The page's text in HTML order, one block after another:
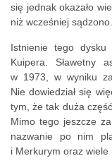
się jednak okazało
niż wcześniej
Istnienie tego
Kuipera. Sławetny
w 1973, w wyniku
Nie dowiedział się
tym, że tak duża
Mimo tego jeszcze
nazwanie po nim
i Merkurym oraz wiele